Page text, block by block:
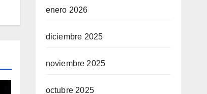
enero 2026
diciembre 2025
noviembre 2025
octubre 2025